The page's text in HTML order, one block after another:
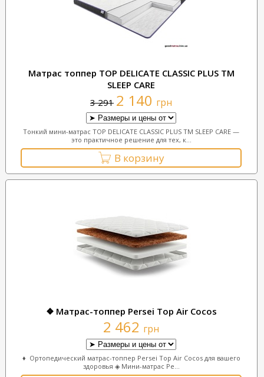
Матрас топпер TOP DELICATE CLASSIC PLUS TM
SLEEP CARE
3 291 2 140 грн
Тонкий мини-матрас TOP DELICATE CLASSIC PLUS TM SLEEP CARE —
это практичное решение для тех, к...
В корзину
❖ Матрас-топпер Persei Top Air Cocos
2 462 грн
♦ Ортопедический матрас-топпер Persei Top Air Cocos для вашего
здоровья ◈ Мини-матрас Pe...